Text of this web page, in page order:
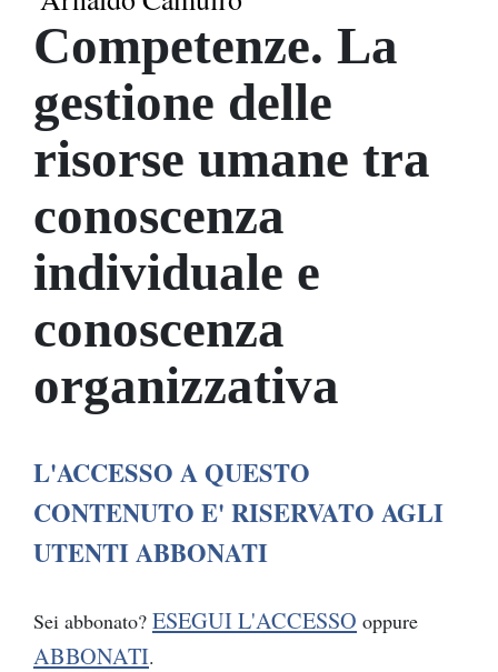
Competenze. La
gestione delle
risorse umane tra
conoscenza
individuale e
conoscenza
organizzativa
L'ACCESSO A QUESTO
CONTENUTO E' RISERVATO AGLI
UTENTI ABBONATI
Sei abbonato? ESEGUI L'ACCESSO oppure
ABBONATI.